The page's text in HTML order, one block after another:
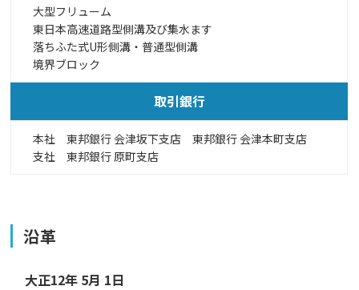
大型フリューム
東日本高速道路型側溝及び集水ます
落ちふた式U形側溝・普通型側溝
境界ブロック
取引銀行
本社 東邦銀行 会津坂下支店 東邦銀行 会津本町支店
支社 東邦銀行 原町支店
沿革
大正12年 5月 1日